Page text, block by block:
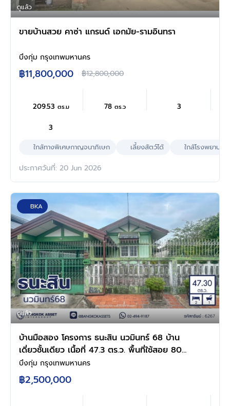
ดูแล้ว
ขายบ้านสวย คาซ่า แกรนด์ เอกมัย-รามอินทรา
บึงกุ่ม กรุงเทพมหานคร
฿11,800,000 ฿12,800,000
209.53 ตร.ม 78 ตร.ว 3
3
ใกล้ทางพิเศษกาญจนาภิเษก
เลี้ยงสัตว์ได้ ใกล้โรงพยาบาล
ประกาศวันที่: 20 Jun 2026
BKA
ดูแล้ว
บ้านมือสอง โครงการ ธนะสิน นวมินทร์ 68 บ้าน
เดี่ยวชั้นเดียว เนื้อที่ 47.3 ตร.ว. พื้นที่ใช้สอย 80
ตร.ม. 2 ห้องนอน 1 ห้องน้ำ จอดรถ 1 คัน ทำเลนว
มินทร์ ใกล้ถนนประเสริฐมนูกิจ ใกล้แฟชั่นไอส์แลนด์
รพ.สินแพทย์ และรถไฟฟ้าสายสีชมพู สถานี
วงแหวนรามอินทรา
บึงกุ่ม กรุงเทพมหานคร
฿2,500,000